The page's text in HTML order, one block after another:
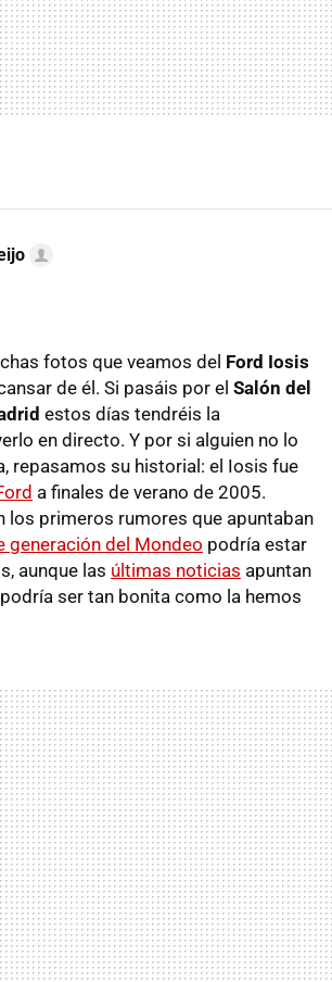
fotos que veamos del Ford Iosis
de él. Si pasáis por el Salón del
estos días tendréis la
en directo. Y por si alguien no lo
repasamos su historial: el Iosis fue
a finales de verano de 2005.
los primeros rumores que apuntaban
generación del Mondeo podría estar
aunque las últimas noticias apuntan
ser tan bonita como la hemos